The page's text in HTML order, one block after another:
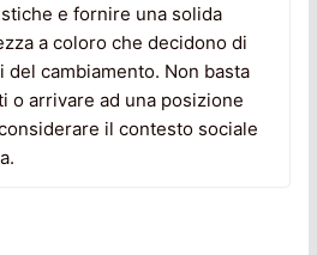
e fornire una solida
a coloro che decidono di
cambiamento. Non basta
o arrivare ad una posizione
il contesto sociale